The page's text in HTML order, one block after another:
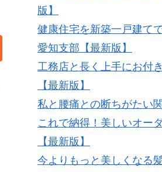
版】
健康住宅を新築一戸建て
愛知支部【最新版】
工務店と長く上手にお付
【最新版】
私と腰痛との断ちがたい
これで納得！美しいオー
【最新版】
今よりもっと美しくなる